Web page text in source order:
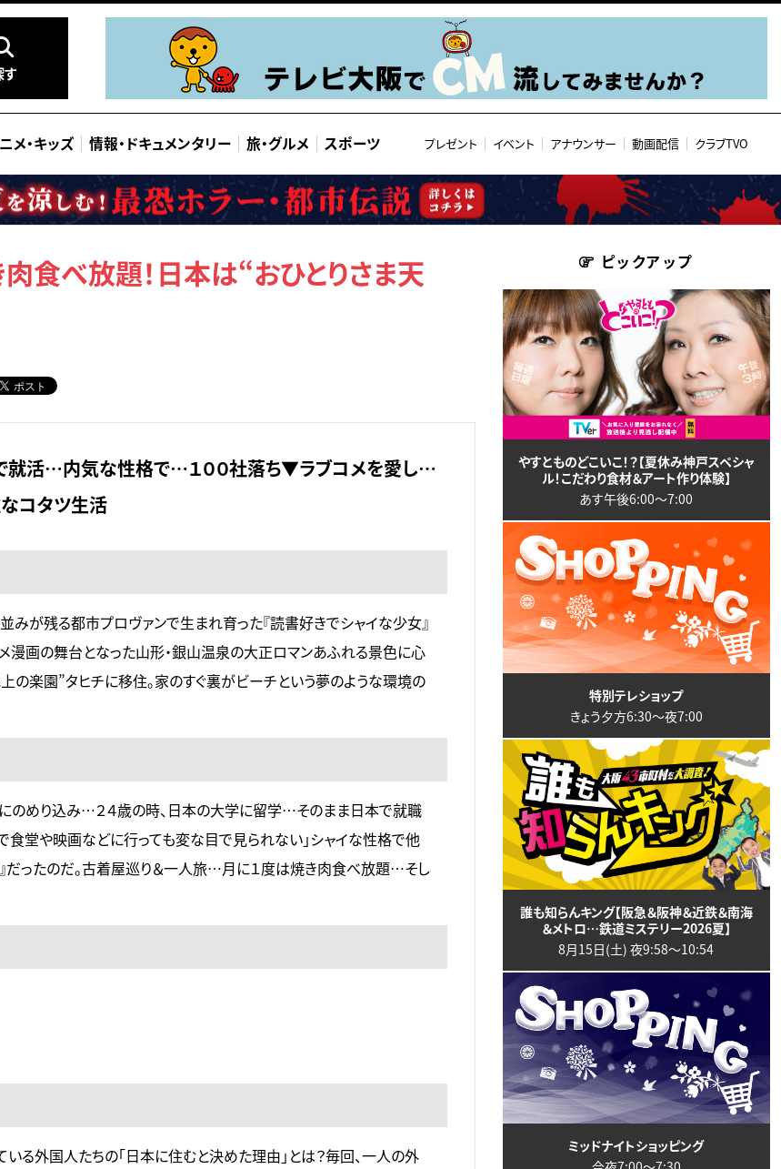
す
メ・キッズ 情報・ ドキュメンタリー 旅・グルメ スポーツ プレゼント イベント アナウンサー 動画配信 クラブTVO
食べ放題！日本は“おひとりさま天
就活…内気な性格で…１００社落ち▼ラブコメを愛し…
なコタツ生活
みが残る都市プロヴァンで生まれ育った『読書好きでシャイな少女』
漫画の舞台となった山形・銀山温泉の大正ロマンあふれる景色に心
の楽園”タヒチに移住。家のすぐ裏がビーチという夢のような環境の
めり込み…２４歳の時、日本の大学に留学…そのまま日本で就職
食堂や映画などに行っても変な目で見られない」シャイな性格で他
だったのだ。古着屋巡り＆一人旅…月に１度は焼き肉食べ放題…そし
る外国人たちの「日本に住むと決めた理由」とは？毎回、一人の外
ピックアップ
やすとものどこいこ！？【夏休み神戸スペシャ
ル！こだわり食材＆アート作り体験】
あす午後6:00〜7:00
特別テレショップ
きょう夕方6:30〜夜7:00
誰も知らんキング【阪急＆阪神＆近鉄＆南海
＆メトロ…鉄道ミステリー2026夏】
8月15日(土) 夜9:58〜10:54
ミッドナイトショッピング